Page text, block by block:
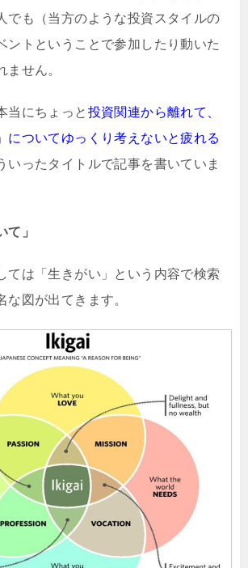
でも（当方のような投資スタイルの
ントということで参加したり動いた
ません。
当にちょっと 投資関連から離れて、
についてゆっくり考えないと疲れる
いったタイトルで記事を書いていま
て」
ては「生きがい」という内容で検索
な図が出てきます。